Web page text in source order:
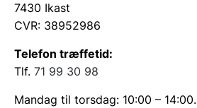
7430 Ikast
CVR: 38952986
Telefon træffetid:
Tlf. 71 99 30 98
Mandag til torsdag: 10:00 – 14:00.